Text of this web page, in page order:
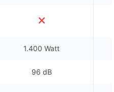
1.400 Watt
96 dB